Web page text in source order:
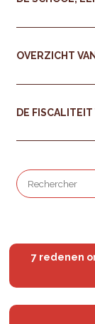
OVERZICHT
DE
7 redenen